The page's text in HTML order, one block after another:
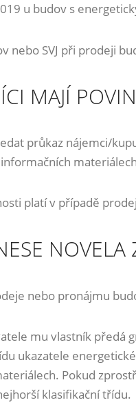
u budov s
nebo SVJ při prodeji
MAJÍ
průkaz nájemci/
platí v případě
NOVELA
nebo pronájmu
mu vlastník předá
ukazatele
Pokud
klasifikační třídu.